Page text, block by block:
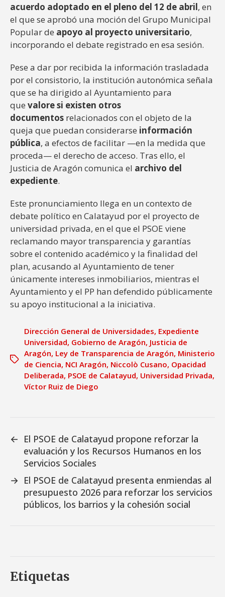
acuerdo adoptado en el pleno del 12 de abril, en
el que se aprobó una moción del Grupo Municipal
Popular de apoyo al proyecto universitario,
incorporando el debate registrado en esa sesión.
Pese a dar por recibida la información trasladada
por el consistorio, la institución autonómica señala
que se ha dirigido al Ayuntamiento para
que valore si existen otros
documentos relacionados con el objeto de la
queja que puedan considerarse información
pública, a efectos de facilitar —en la medida que
proceda— el derecho de acceso. Tras ello, el
Justicia de Aragón comunica el archivo del
expediente.
Este pronunciamiento llega en un contexto de
debate político en Calatayud por el proyecto de
universidad privada, en el que el PSOE viene
reclamando mayor transparencia y garantías
sobre el contenido académico y la finalidad del
plan, acusando al Ayuntamiento de tener
únicamente intereses inmobiliarios, mientras el
Ayuntamiento y el PP han defendido públicamente
su apoyo institucional a la iniciativa.
Dirección General de Universidades, Expediente
Universidad, Gobierno de Aragón, Justicia de
Aragón, Ley de Transparencia de Aragón, Ministerio
de Ciencia, NCI Aragón, Niccolò Cusano, Opacidad
Deliberada, PSOE de Calatayud, Universidad Privada,
Víctor Ruiz de Diego
← El PSOE de Calatayud propone reforzar la
evaluación y los Recursos Humanos en los
Servicios Sociales
→ El PSOE de Calatayud presenta enmiendas al
presupuesto 2026 para reforzar los servicios
públicos, los barrios y la cohesión social
Etiquetas